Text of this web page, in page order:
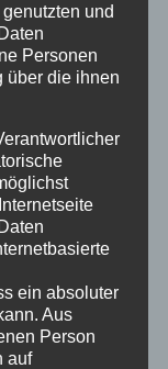
grünten
Bayern
Bürgerbüro
und
Personen
über die ihnen
ein absoluter
Aus
Person
auf